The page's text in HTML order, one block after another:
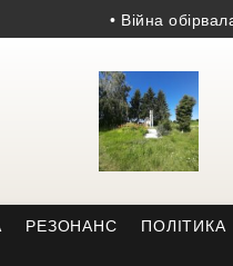
• Війна обірвала
РЕЗОНАНС ПОЛІТИКА